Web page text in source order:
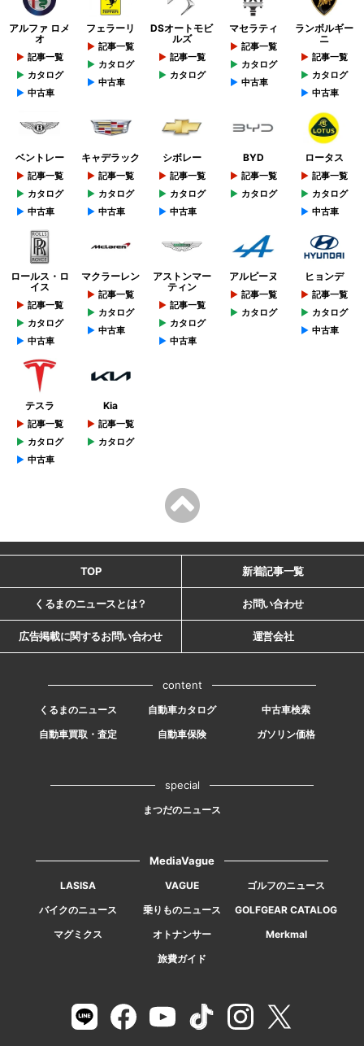
アルファ ロメ
オ
記事一覧
カタログ
中古車
フェラーリ
記事一覧
カタログ
中古車
DSオートモビ
ルズ
記事一覧
カタログ
マセラティ
記事一覧
カタログ
中古車
ランボルギー
ニ
記事一覧
カタログ
中古車
ベントレー
記事一覧
カタログ
中古車
キャデラック
記事一覧
カタログ
中古車
シボレー
記事一覧
カタログ
中古車
BYD
記事一覧
カタログ
ロータス
記事一覧
カタログ
中古車
ロールス・ロ
イス
記事一覧
カタログ
中古車
マクラーレン
記事一覧
カタログ
中古車
アストンマー
ティン
記事一覧
カタログ
中古車
アルピーヌ
記事一覧
カタログ
ヒョンデ
記事一覧
カタログ
中古車
テスラ
記事一覧
カタログ
中古車
Kia
記事一覧
カタログ
TOP 新着記事一覧
くるまのニュースとは？ お問い合わせ
広告掲載に関するお問い合わせ 運営会社
content
くるまのニュース 自動車カタログ
中古車検索
自動車買取・査定
自動車保険 ガソリン価格
special
まつだのニュース
MediaVague
LASISA VAGUE
ゴルフのニュース
バイクのニュース
乗りものニュース
GOLFGEAR CATALOG
マグミクス
オトナンサー
Merkmal
旅費ガイド